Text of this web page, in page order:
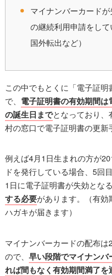
マイナンバーカード
の継続利用申請をして
国外転出など）
この中でもとくに「電子証
で、 電子証明書の有効期間
の誕生日までとなっており、
村の窓口で電子証明書の更新
例えば4月1日生まれの方が
ドを発行している場合、5回
1日に電子証明書が失効となる
する必要があります。（有効
ハガキが届きます）
マイナンバーカードの配布
ので、 早い段階でマイナン
れば間もなく有効期間満了を